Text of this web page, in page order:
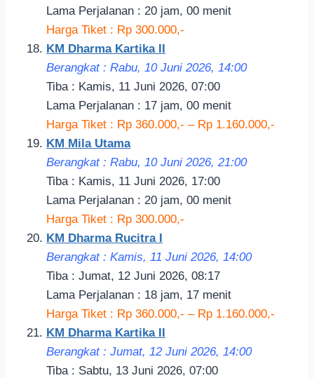
Lama Perjalanan : 20 jam, 00 menit
Harga Tiket : Rp 300.000,-
KM Dharma Kartika II
Berangkat : Rabu, 10 Juni 2026, 14:00
Tiba : Kamis, 11 Juni 2026, 07:00
Lama Perjalanan : 17 jam, 00 menit
Harga Tiket : Rp 360.000,- – Rp 1.160.000,-
KM Mila Utama
Berangkat : Rabu, 10 Juni 2026, 21:00
Tiba : Kamis, 11 Juni 2026, 17:00
Lama Perjalanan : 20 jam, 00 menit
Harga Tiket : Rp 300.000,-
KM Dharma Rucitra I
Berangkat : Kamis, 11 Juni 2026, 14:00
Tiba : Jumat, 12 Juni 2026, 08:17
Lama Perjalanan : 18 jam, 17 menit
Harga Tiket : Rp 360.000,- – Rp 1.160.000,-
KM Dharma Kartika II
Berangkat : Jumat, 12 Juni 2026, 14:00
Tiba : Sabtu, 13 Juni 2026, 07:00